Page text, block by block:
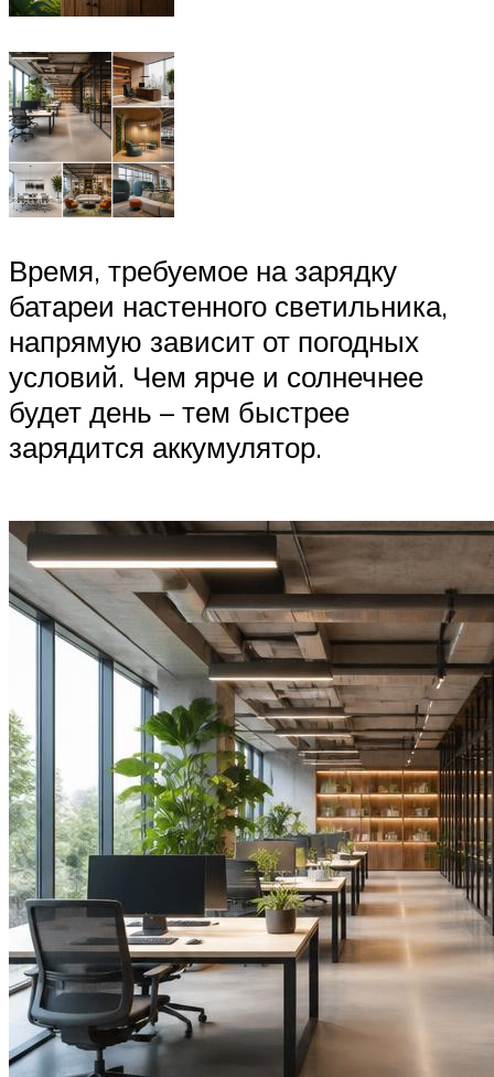
Время, требуемое на зарядку
батареи настенного светильника,
напрямую зависит от погодных
условий. Чем ярче и солнечнее
будет день – тем быстрее
зарядится аккумулятор.